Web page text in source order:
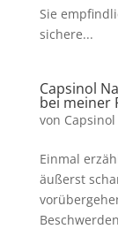
Sie
sichere...
Capsinol
bei meiner
von Capsinol
Einmal
äußerst